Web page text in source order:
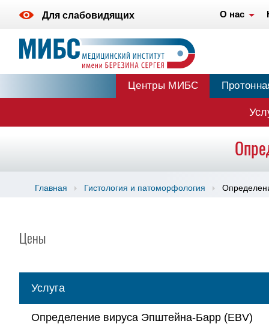
Для слабовидящих О нас
Центры МИБС
Главная Гистология и патоморфология
Цены
Услуга
Определение вируса Эпштейна-Барр (EBV)